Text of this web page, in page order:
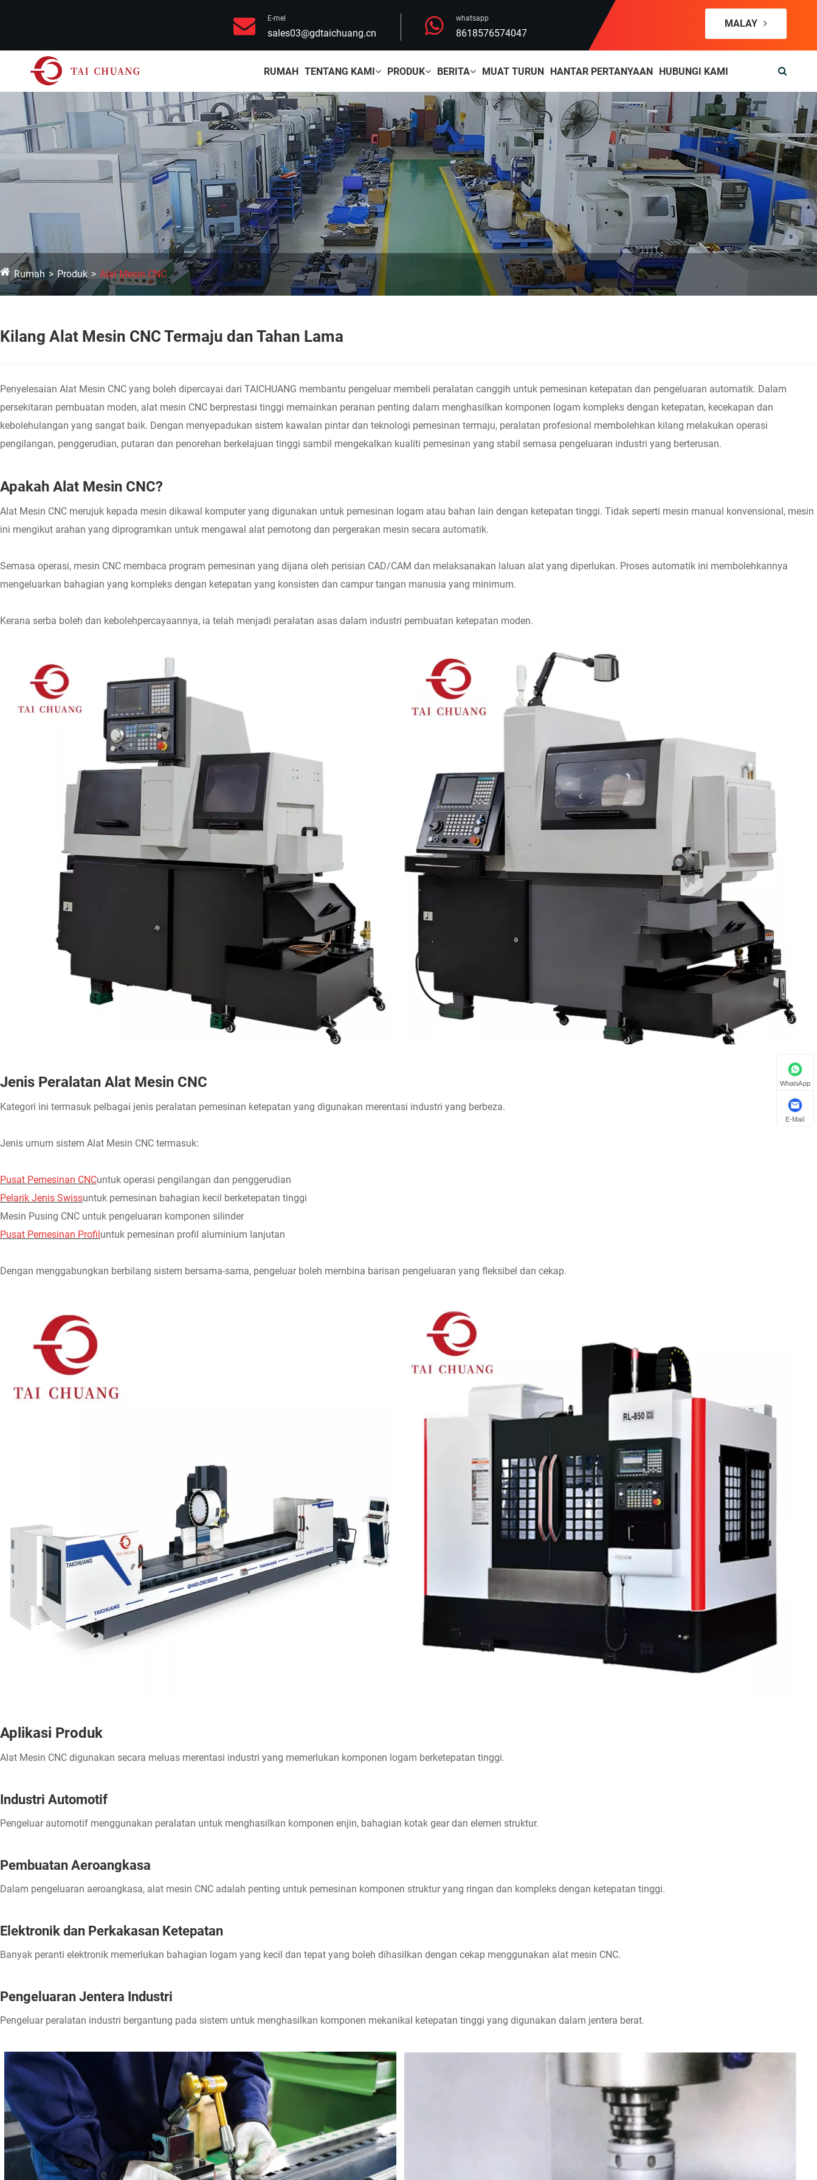
E-mel
sales03@gdtaichuang.cn
whatsapp
8618576574047
MALAY
RUMAH TENTANG KAMI PRODUK BERITA MUAT TURUN HANTAR PERTANYAAN HUBUNGI KAMI
Rumah Produk Alat Mesin CNC
Kilang Alat Mesin CNC Termaju dan Tahan Lama
Penyelesaian Alat Mesin CNC yang boleh dipercayai dari TAICHUANG membantu pengeluar membeli peralatan canggih untuk pemesinan ketepatan dan pengeluaran automatik. Dalam
persekitaran pembuatan moden, alat mesin CNC berprestasi tinggi memainkan peranan penting dalam menghasilkan komponen logam kompleks dengan ketepatan, kecekapan dan
kebolehulangan yang sangat baik. Dengan menyepadukan sistem kawalan pintar dan teknologi pemesinan termaju, peralatan profesional membolehkan kilang melakukan operasi
pengilangan, penggerudian, putaran dan penorehan berkelajuan tinggi sambil mengekalkan kualiti pemesinan yang stabil semasa pengeluaran industri yang berterusan.
Apakah Alat Mesin CNC?
Alat Mesin CNC merujuk kepada mesin dikawal komputer yang digunakan untuk pemesinan logam atau bahan lain dengan ketepatan tinggi. Tidak seperti mesin manual konvensional, mesin
ini mengikut arahan yang diprogramkan untuk mengawal alat pemotong dan pergerakan mesin secara automatik.
Semasa operasi, mesin CNC membaca program pemesinan yang dijana oleh perisian CAD/CAM dan melaksanakan laluan alat yang diperlukan. Proses automatik ini membolehkannya
mengeluarkan bahagian yang kompleks dengan ketepatan yang konsisten dan campur tangan manusia yang minimum.
Kerana serba boleh dan kebolehpercayaannya, ia telah menjadi peralatan asas dalam industri pembuatan ketepatan moden.
Jenis Peralatan Alat Mesin CNC
Kategori ini termasuk pelbagai jenis peralatan pemesinan ketepatan yang digunakan merentasi industri yang berbeza.
Jenis umum sistem Alat Mesin CNC termasuk:
Pusat Pemesinan CNCuntuk operasi pengilangan dan penggerudian
Pelarik Jenis Swissuntuk pemesinan bahagian kecil berketepatan tinggi
Mesin Pusing CNC untuk pengeluaran komponen silinder
Pusat Pemesinan Profil untuk pemesinan profil aluminium lanjutan
Dengan menggabungkan berbilang sistem bersama-sama, pengeluar boleh membina barisan pengeluaran yang fleksibel dan cekap.
Aplikasi Produk
Alat Mesin CNC digunakan secara meluas merentasi industri yang memerlukan komponen logam berketepatan tinggi.
Industri Automotif
Pengeluar automotif menggunakan peralatan untuk menghasilkan komponen enjin, bahagian kotak gear dan elemen struktur.
Pembuatan Aeroangkasa
Dalam pengeluaran aeroangkasa, alat mesin CNC adalah penting untuk pemesinan komponen struktur yang ringan dan kompleks dengan ketepatan tinggi.
Elektronik dan Perkakasan Ketepatan
Banyak peranti elektronik memerlukan bahagian logam yang kecil dan tepat yang boleh dihasilkan dengan cekap menggunakan alat mesin CNC.
Pengeluaran Jentera Industri
Pengeluar peralatan industri bergantung pada sistem untuk menghasilkan komponen mekanikal ketepatan tinggi yang digunakan dalam jentera berat.
WhatsApp
E-Mail